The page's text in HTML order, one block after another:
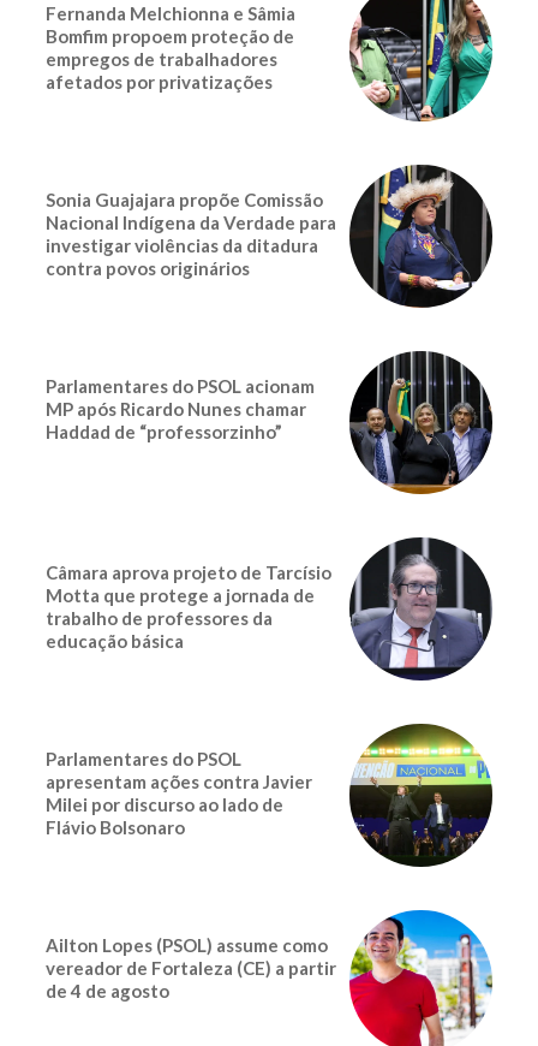
Fernanda Melchionna e Sâmia
Bomfim propoem proteção de
empregos de trabalhadores
afetados por privatizações
Sonia Guajajara propõe Comissão
Nacional Indígena da Verdade para
investigar violências da ditadura
contra povos originários
Parlamentares do PSOL acionam
MP após Ricardo Nunes chamar
Haddad de “professorzinho”
Câmara aprova projeto de Tarcísio
Motta que protege a jornada de
trabalho de professores da
educação básica
Parlamentares do PSOL
apresentam ações contra Javier
Milei por discurso ao lado de
Flávio Bolsonaro
Ailton Lopes (PSOL) assume como
vereador de Fortaleza (CE) a partir
de 4 de agosto